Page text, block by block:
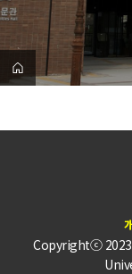
Copyrightⓒ